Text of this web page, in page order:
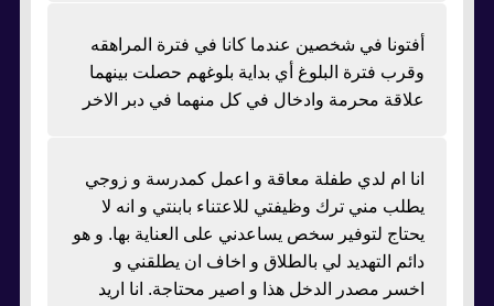
أفتونا في شخصين عندما كانا في فترة المراهقه
وقرب فترة البلوغ أي بداية بلوغهم حصلت بينهما
علاقة محرمة وادخال في كل منهما في دبر الاخر
انا ام لدي طفلة معاقة و اعمل كمدرسة و زوجي
يطلب مني ترك وظيفتي للاعتناء بابنتي و انه لا
يحتاج لتوفير سخص يساعدني على العناية بها. و هو
دائم التهديد لي بالطلاق و اخاف ان يطلقني و
اخسر مصدر الدخل هذا و اصير محتاجة. انا اريد